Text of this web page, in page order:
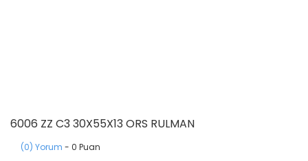
6006 ZZ C3 30X55X13 ORS RULMAN
(0) Yorum - 0 Puan